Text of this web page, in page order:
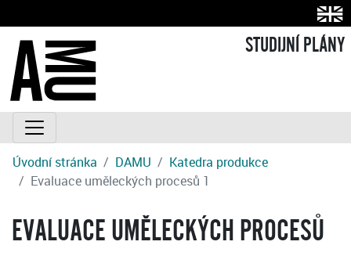
STUDIJNÍ PLÁNY
Úvodní stránka DAMU
Katedra produkce
Evaluace uměleckých procesů 1
EVALUACE UMĚLECKÝCH PROCESŮ